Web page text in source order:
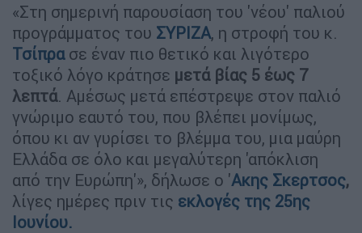
«Στη σημερινή παρουσίαση του 'νέου' παλιού
προγράμματος του ΣΥΡΙΖΑ, η στροφή του κ.
Τσίπρα σε έναν πιο θετικό και λιγότερο
τοξικό λόγο κράτησε μετά βίας 5 έως 7
λεπτά. Αμέσως μετά επέστρεψε στον παλιό
γνώριμο εαυτό του, που βλέπει μονίμως,
όπου κι αν γυρίσει το βλέμμα του, μια μαύρη
Ελλάδα σε όλο και μεγαλύτερη 'απόκλιση
από την Ευρώπη'», δήλωσε ο 'Ακης Σκερτσος,
λίγες ημέρες πριν τις εκλογές της 25ης
Ιουνίου.